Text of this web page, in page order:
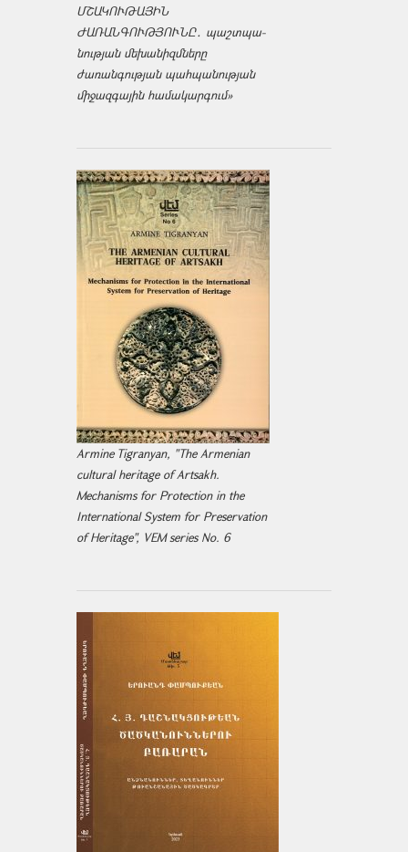
ՄՇԱԿՈՒԹԱՅԻՆ
ԺԱՌԱՆԳՈՒԹՅՈՒՆԸ․ պաշտպա­
նության մեխանիզմները
ժառանգության պահպանության
միջազ­գային համակարգում»
Armine Tigranyan, "The Armenian
cultural heritage of Artsakh.
Mechanisms for Protection in the
International System for Preservation
of Heritage", VEM series No. 6